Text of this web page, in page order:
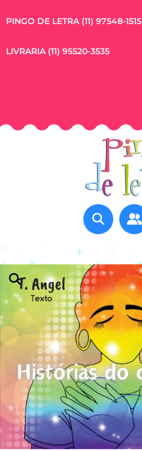
PINGO DE LETRA (11) 97548-1515
LIVRARIA (11) 95520-3535